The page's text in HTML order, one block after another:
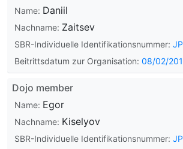
Name: Daniil
Nachname: Zaitsev
SBR-Individuelle Identifikationsnummer:
Beitrittsdatum zur Organisation: 08/02/
Dojo member
Name: Egor
Nachname: Kiselyov
SBR-Individuelle Identifikationsnummer: